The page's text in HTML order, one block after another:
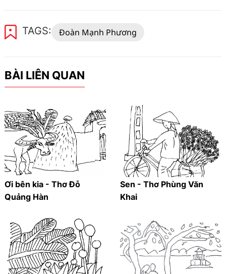
TAGS: Đoàn Mạnh Phương
BÀI LIÊN QUAN
Ơi bên kia - Thơ Đỗ
Quảng Hàn
Sen - Thơ Phùng Văn
Khai